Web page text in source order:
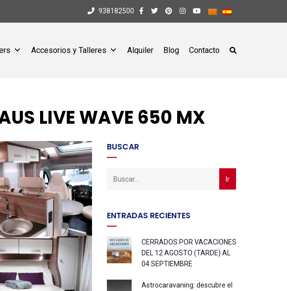
938182500
Accesorios y Talleres Alquiler Blog Contacto
LIVE WAVE 650 MX
BUSCAR
ENTRADAS RECIENTES
CERRADOS POR VACACIONES
DEL 12 AGOSTO (TARDE) AL
04 SEPTIEMBRE
Astrocaravaning: descubre el